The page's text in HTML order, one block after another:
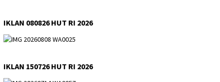
IKLAN 080826 HUT RI 2026
IKLAN 150726 HUT RI 2026